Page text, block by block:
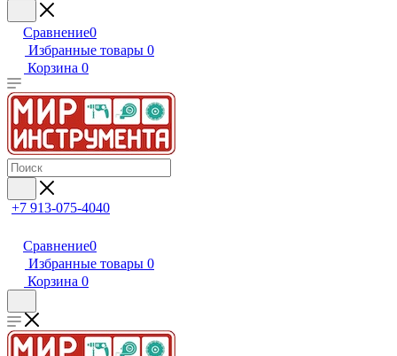
Сравнение0
Избранные товары 0
Корзина 0
+7 913-075-4040
Сравнение0
Избранные товары 0
Корзина 0